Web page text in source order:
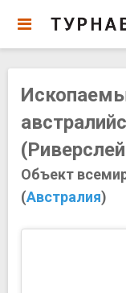
Объект
(Австралия)